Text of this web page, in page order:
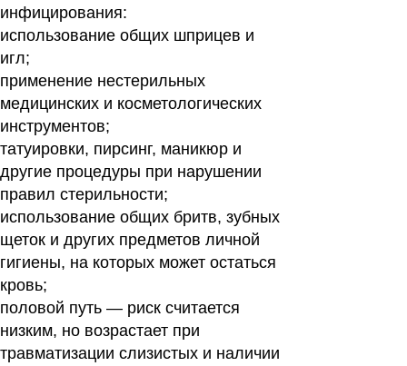
инфицирования:
использование общих шприцев и
игл;
применение нестерильных
медицинских и косметологических
инструментов;
татуировки, пирсинг, маникюр и
другие процедуры при нарушении
правил стерильности;
использование общих бритв, зубных
щеток и других предметов личной
гигиены, на которых может остаться
кровь;
половой путь — риск считается
низким, но возрастает при
травматизации слизистых и наличии